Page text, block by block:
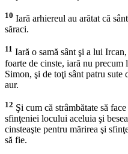
10 Iară arhiereul au arătat că
săraci.
11 Iară o samă sânt şi a lui
foarte de cinste, iară nu precum
Simon, şi de toţi sânt patru sute
aur.
12 Şi cum că strâmbătate să
sfinţeniei locului aceluia şi
cinsteaşte pentru mărirea şi
să fie.